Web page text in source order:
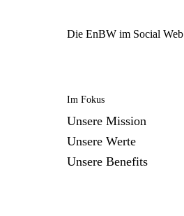
Die EnBW im Social Web
Im Fokus
Unsere Mission
Unsere Werte
Unsere Benefits